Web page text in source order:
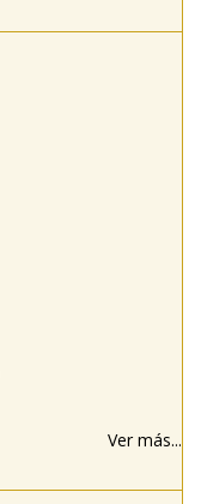
Ver más...